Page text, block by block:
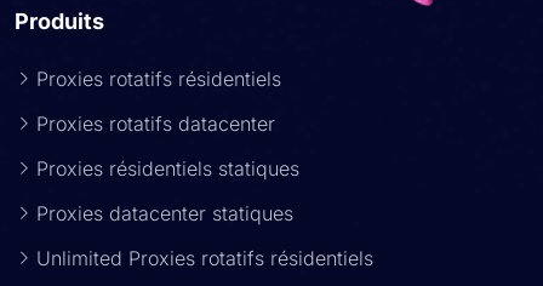
Produits
Proxies rotatifs résidentiels
Proxies rotatifs datacenter
Proxies résidentiels statiques
Proxies datacenter statiques
Unlimited Proxies rotatifs résidentiels